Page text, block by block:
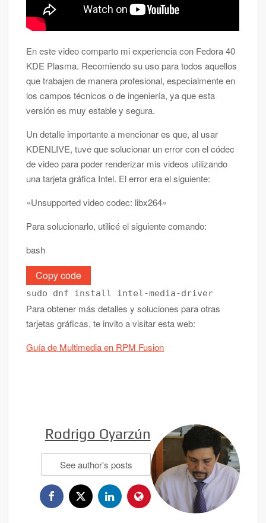
En este video comparto mi experiencia con Fedora 40
KDE Plasma. Recomiendo su uso para todos aquellos
que trabajen de manera profesional, especialmente en
los campos técnicos o de ingeniería, ya que esta
versión es muy estable y segura.
Un detalle importante a mencionar es que, al usar
KDENLIVE, tuve que solucionar un error con el códec
de video para poder renderizar mis videos utilizando
una tarjeta gráfica Intel. El error era el siguiente:
«Unsupported video codec: libx264»
Para solucionarlo, utilicé el siguiente comando:
bash
Copy code
sudo dnf install intel-media-driver
Para obtener más detalles y soluciones para otras
tarjetas gráficas, te invito a visitar esta web:
Guía de Multimedia en RPM Fusion
Rodrigo Oyarzún
See author's posts